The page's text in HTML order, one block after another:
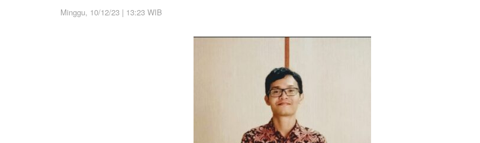
Minggu, 10/12/23 | 13:23 WIB